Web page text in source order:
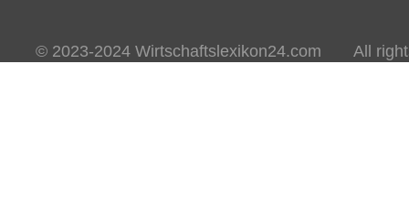
© 2023-2024 Wirtschaftslexikon24.com All